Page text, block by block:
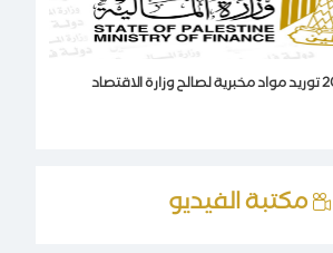
عطاء رقم 109/ 2023 توريد مواد مخبرية لصالح وزارة الاقتصاد
مكتبة الفيديو